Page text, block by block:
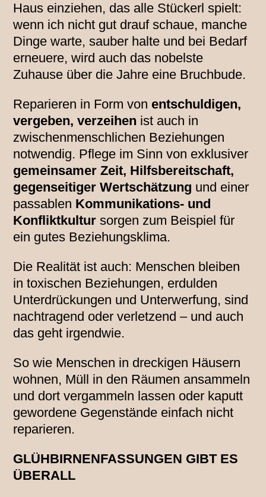
Haus einziehen, das alle Stückerl spielt:
wenn ich nicht gut drauf schaue, manche
Dinge warte, sauber halte und bei Bedarf
erneuere, wird auch das nobelste
Zuhause über die Jahre eine Bruchbude.
Reparieren in Form vonentschuldigen,
vergeben, verzeihen ist auch in
zwischenmenschlichen Beziehungen
notwendig. Pflege im Sinn von exklusiver
gemeinsamer Zeit, Hilfsbereitschaft,
gegenseitiger Wertschätzung und einer
passablen Kommunikations- und
Konfliktkultur sorgen zum Beispiel für
ein gutes Beziehungsklima.
Die Realität ist auch: Menschen bleiben
in toxischen Beziehungen, erdulden
Unterdrückungen und Unterwerfung, sind
nachtragend oder verletzend – und auch
das geht irgendwie.
So wie Menschen in dreckigen Häusern
wohnen, Müll in den Räumen ansammeln
und dort vergammeln lassen oder kaputt
gewordene Gegenstände einfach nicht
reparieren.
GLÜHBIRNENFASSUNGEN GIBT ES
ÜBERALL